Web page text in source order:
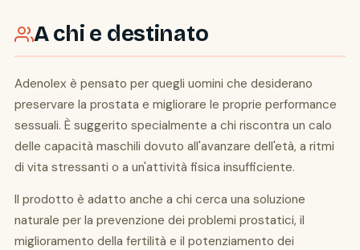
A chi e destinato
Adenolex è pensato per quegli uomini che desiderano
preservare la prostata e migliorare le proprie performance
sessuali. È suggerito specialmente a chi riscontra un calo
delle capacità maschili dovuto all'avanzare dell'età, a ritmi
di vita stressanti o a un'attività fisica insufficiente.
Il prodotto è adatto anche a chi cerca una soluzione
naturale per la prevenzione dei problemi prostatici, il
miglioramento della fertilità e il potenziamento dei